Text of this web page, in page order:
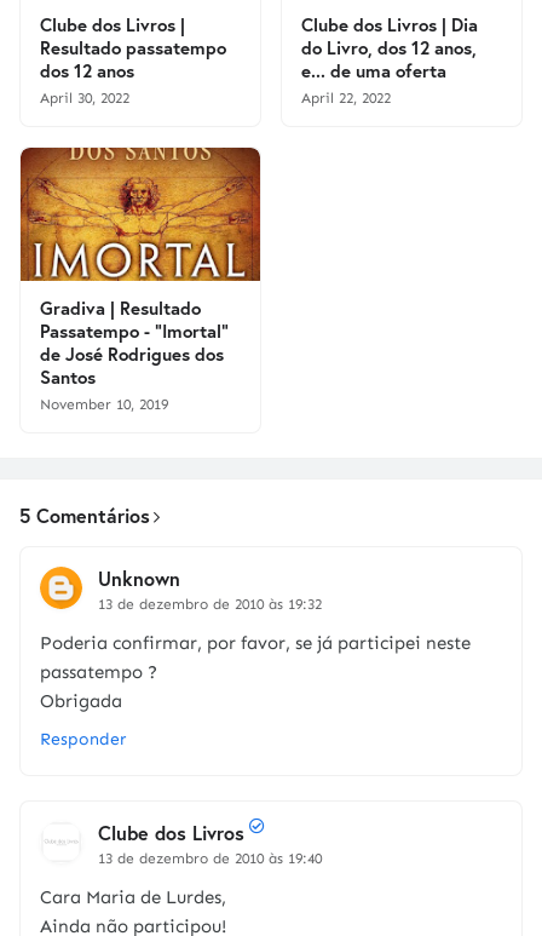
Clube dos Livros |
Resultado passatempo
dos 12 anos
April 30, 2022
Clube dos Livros | Dia
do Livro, dos 12 anos,
e... de uma oferta
April 22, 2022
Gradiva | Resultado
Passatempo - "Imortal"
de José Rodrigues dos
Santos
November 10, 2019
5 Comentários
Unknown
13 de dezembro de 2010 às 19:32
Poderia confirmar, por favor, se já participei neste
passatempo ?
Obrigada
Responder
Clube dos Livros
13 de dezembro de 2010 às 19:40
Cara Maria de Lurdes,
Ainda não participou!